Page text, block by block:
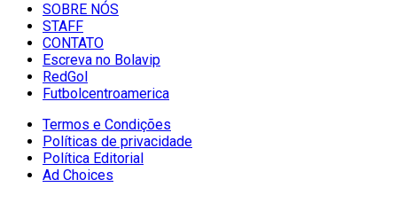
SOBRE NÓS
STAFF
CONTATO
Escreva no Bolavip
RedGol
Futbolcentroamerica
Termos e Condições
Políticas de privacidade
Política Editorial
Ad Choices